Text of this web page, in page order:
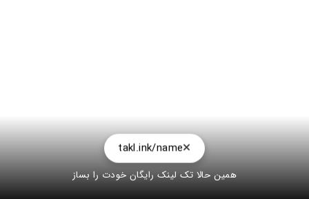
takl.ink/name
همین حالا تک لینک رایگان خودت را بساز